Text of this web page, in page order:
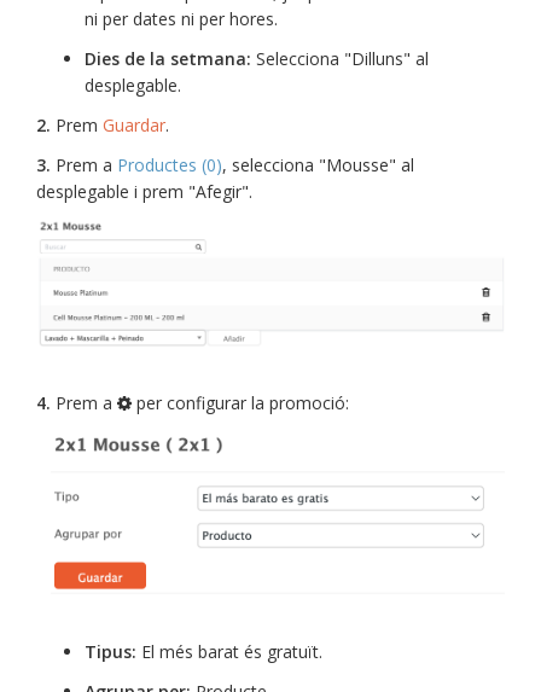
ni per dates ni per hores.
Dies de la setmana: Selecciona "Dilluns" al
desplegable.
2. Prem Guardar.
3. Prem a Productes (0), selecciona "Mousse" al
desplegable i prem "Afegir".
4. Prem a per configurar la promoció:
Tipus: El més barat és gratuït.